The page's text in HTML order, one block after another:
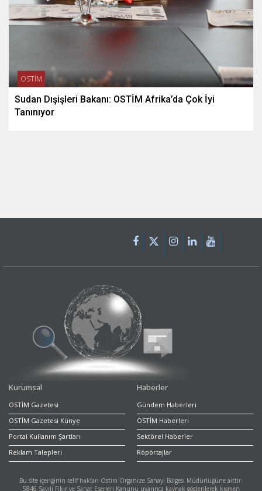
OSTİM
Sudan Dışişleri Bakanı: OSTİM Afrika’da Çok İyi
Tanınıyor
Kurumsal
OSTİM Gazetesi
OSTİM Gazetesi Künye
Portal Kullanım Şartları
Reklam Talepleri
Haberler
Gündem Haberleri
OSTİM Haberleri
Sektörel Haberler
Röpörtajlar
Bu site içeriğinin telif hakları Ostim Organize Sanayi Bölgesi Müdürlüğüne aittir.
5846 Sayılı Fikir ve Sanat Eserleri Kanunu uyarınca kaynak gösterilerek kısmen